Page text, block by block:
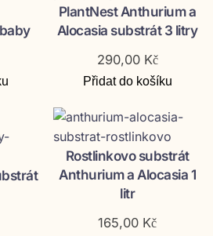
PlantNest Anthurium a
Alocasia substrát 3 litry
290,00 Kč
Přidat do košíku
Rostlinkovo substrát
Anthurium a Alocasia 1
litr
165,00 Kč